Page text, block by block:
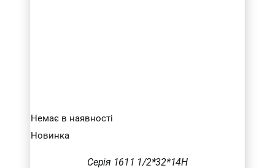
Немає в наявності
Новинка
Серія 1611 1/2*32*14H